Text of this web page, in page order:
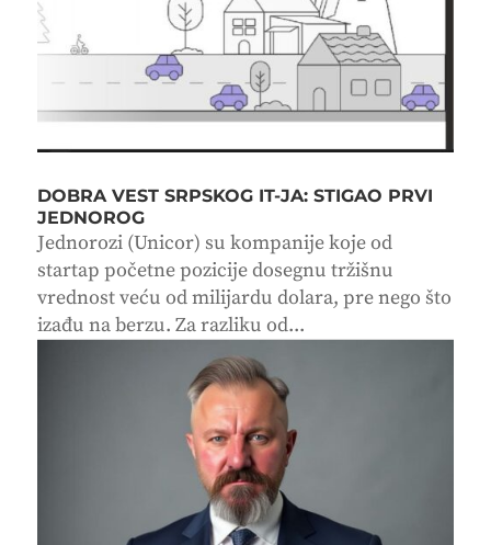
DOBRA VEST SRPSKOG IT-JA: STIGAO PRVI
JEDNOROG
Jednorozi (Unicor) su kompanije koje od
startap početne pozicije dosegnu tržišnu
vrednost veću od milijardu dolara, pre nego što
izađu na berzu. Za razliku od...